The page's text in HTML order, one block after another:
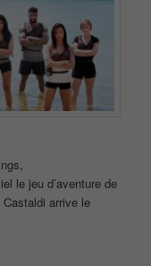
le jeu d’aventure de
arrive le